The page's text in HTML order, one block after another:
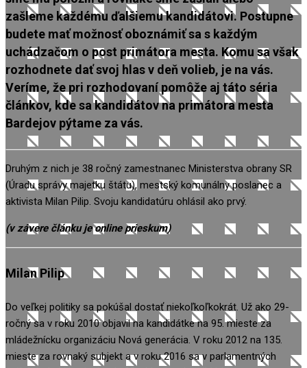
zašleme každému ďalšiemu kandidátovi. Postupne
budete mať možnosť oboznámiť sa s každým
uchádzačom o post primátora mesta. Komu sa však
rozhodnete dať svoj hlas v deň volieb, je na vás.
Veríme, že pri rozhodovaní pomôže aj táto séria
článkov, kde sa kandidátov na primátora mesta
Bardejov pýtame za vás.
Druhým z nich je 38 ročný zamestnanec Ministerstva obrany SR
(Úradu správy majetku štátu), mestský komunálny poslanec a
aktivista Milan Pilip. Svoju kandidatúru ohlásil ako prvý.
(v závere článku je online prieskum)
Milan Pilip
Do veľkej politiky sa pokúšal dostať niekoľkoľkokrát. Už ako 29-
ročný sa v roku 2010 objavil na kandidátke na 95. mieste za
mládežnícku organizáciu Nová generácia. V roku 2012 na 135.
mieste za rovnaký subjekt a v roku 2016 sa v parlamentných